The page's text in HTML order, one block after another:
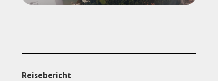
Reisebericht